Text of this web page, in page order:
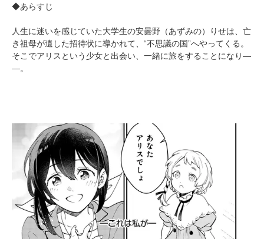
◆あらすじ
人生に迷いを感じていた大学生の安曇野（あずみの）りせは、亡
き祖母が遺した招待状に導かれて、“不思議の国”へやってくる。
そこでアリスという少女と出会い、一緒に旅をすることになり―
―。